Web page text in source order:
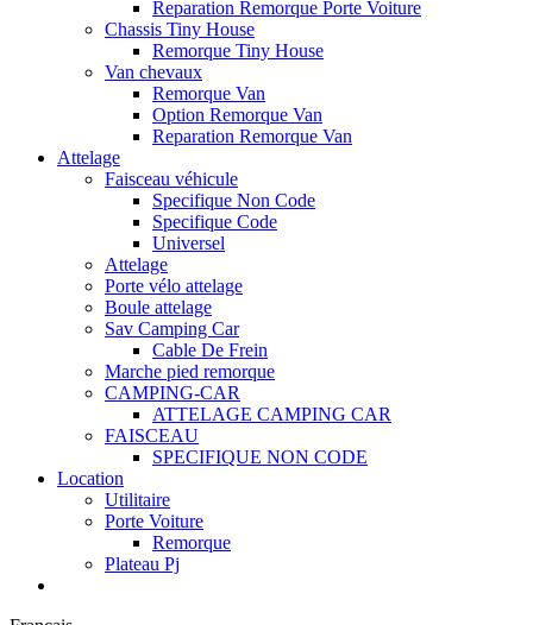
Reparation Remorque Porte Voiture
Chassis Tiny House
Remorque Tiny House
Van chevaux
Remorque Van
Option Remorque Van
Reparation Remorque Van
Attelage
Faisceau véhicule
Specifique Non Code
Specifique Code
Universel
Attelage
Porte vélo attelage
Boule attelage
Sav Camping Car
Cable De Frein
Marche pied remorque
CAMPING-CAR
ATTELAGE CAMPING CAR
FAISCEAU
SPECIFIQUE NON CODE
Location
Utilitaire
Porte Voiture
Remorque
Plateau Pj